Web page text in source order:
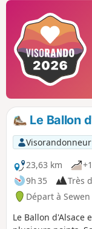
grimpe un peu.
Le Ballon
Visorandonneur
23,63 km
9h 35
Très
Départ à
Le Ballon d'Alsace